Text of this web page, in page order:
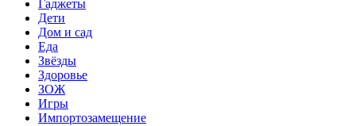
Гаджеты
Дети
Дом и сад
Еда
Звёзды
Здоровье
ЗОЖ
Игры
Импортозамещение